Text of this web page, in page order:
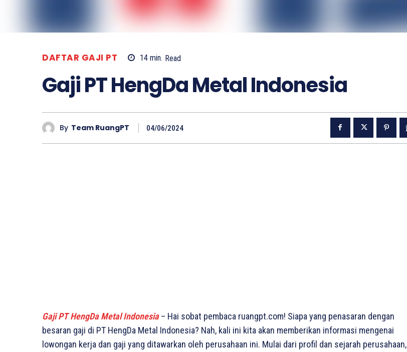
DAFTAR GAJI PT 14 min. Read
Gaji PT HengDa Metal Indonesia
By Team RuangPT 04/06/2024
Gaji PT HengDa Metal Indonesia– Hai sobat pembaca ruangpt.com! Siapa yang penasaran dengan
besaran gaji di PT HengDa Metal Indonesia? Nah, kali ini kita akan memberikan informasi mengenai
lowongan kerja dan gaji yang ditawarkan oleh perusahaan ini. Mulai dari profil dan sejarah perusahaan,